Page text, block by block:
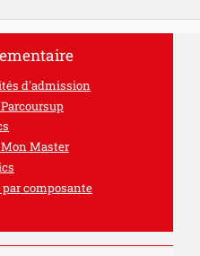
d'admission
Master
composante